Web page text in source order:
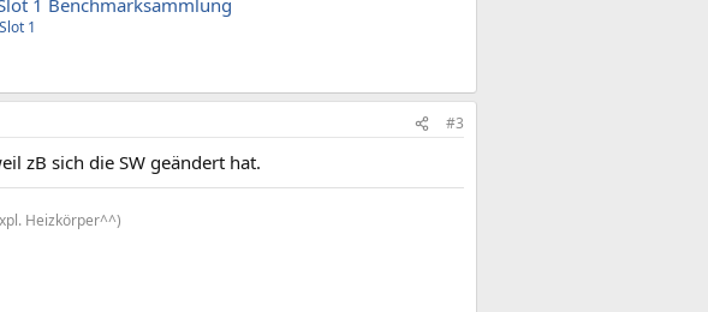
1
#3
zB sich die SW geändert hat.
Heizkörper^^)